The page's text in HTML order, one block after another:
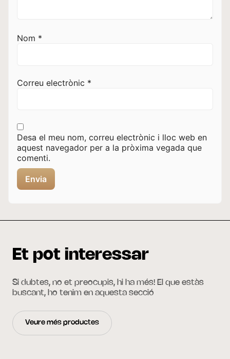
Nom *
Correu electrònic *
Desa el meu nom, correu electrònic i lloc web en
aquest navegador per a la pròxima vegada que
comenti.
Et pot interessar
Si dubtes, no et preocupis, hi ha més! El que estàs
buscant, ho tenim en aquesta secció
Veure més productes